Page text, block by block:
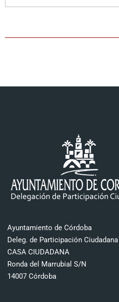
Ayuntamiento de Córdoba
Deleg. de Participación Ciudadana
CASA CIUDADANA
Ronda del Marrubial S/N
14007 Córdoba